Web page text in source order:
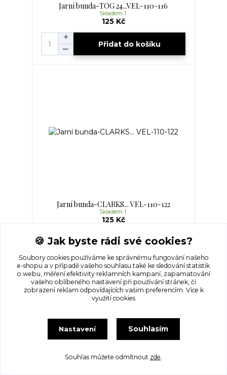
Jarní bunda-TOG 24...VEL-110-116
125 Kč
Skladem 1
Přidat do košíku
Jarní bunda-CLARKS... VEL-110-122
125 Kč
Skladem 1
Přidat do košíku
🍪 Jak byste rádi své cookies?
Soubory cookies používáme ke správnému fungování našeho
e-shopu a v případě vašeho souhlasu také ke sledování statistik
o webu, měření efektivity reklamních kampaní, zapamatování
vašeho oblíbeného nastavení při používání stránek, či
zobrazení reklam odpovídajících vašim preferencím. Více k
využití cookies
Nastavení Souhlasím
Souhlas můžete odmítnout zde